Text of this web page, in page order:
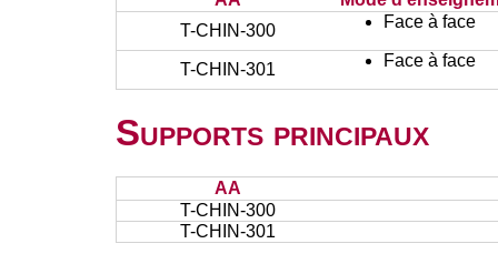
T-CHIN-300
Face à face
T-CHIN-301 Face à face
Supports principaux
AA
T-CHIN-300
T-CHIN-301